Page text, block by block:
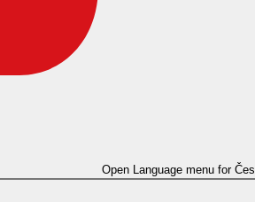
Open Language menu for